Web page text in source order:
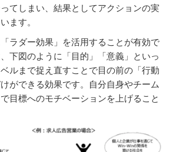
てしまい、結果としてアクションの実
ます。
ラダー効果」を活用することが有効で
下図のように「目的」「意義」といっ
ルまで捉え直すことで目の前の「行動
ができる効果です。自分自身やチーム
目標へのモチベーションを上げること